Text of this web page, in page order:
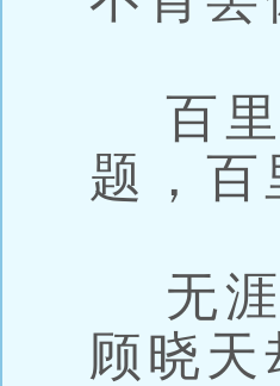
百里
题，
无涯
顾晓